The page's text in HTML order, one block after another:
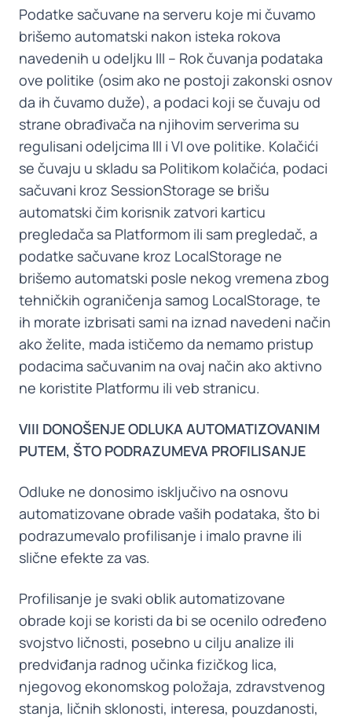
Podatke sačuvane na serveru koje mi čuvamo
brišemo automatski nakon isteka rokova
navedenih u odeljku III – Rok čuvanja podataka
ove politike (osim ako ne postoji zakonski osnov
da ih čuvamo duže), a podaci koji se čuvaju od
strane obrađivača na njihovim serverima su
regulisani odeljcima III i VI ove politike. Kolačići
se čuvaju u skladu sa Politikom kolačića, podaci
sačuvani kroz SessionStorage se brišu
automatski čim korisnik zatvori karticu
pregledača sa Platformom ili sam pregledač, a
podatke sačuvane kroz LocalStorage ne
brišemo automatski posle nekog vremena zbog
tehničkih ograničenja samog LocalStorage, te
ih morate izbrisati sami na iznad navedeni način
ako želite, mada ističemo da nemamo pristup
podacima sačuvanim na ovaj način ako aktivno
ne koristite Platformu ili veb stranicu.
VIII DONOŠENJE ODLUKA AUTOMATIZOVANIM
PUTEM, ŠTO PODRAZUMEVA PROFILISANJE
Odluke ne donosimo isključivo na osnovu
automatizovane obrade vaših podataka, što bi
podrazumevalo profilisanje i imalo pravne ili
slične efekte za vas.
Profilisanje je svaki oblik automatizovane
obrade koji se koristi da bi se ocenilo određeno
svojstvo ličnosti, posebno u cilju analize ili
predviđanja radnog učinka fizičkog lica,
njegovog ekonomskog položaja, zdravstvenog
stanja, ličnih sklonosti, interesa, pouzdanosti,